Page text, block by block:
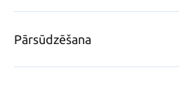
Pārsūdzēšana